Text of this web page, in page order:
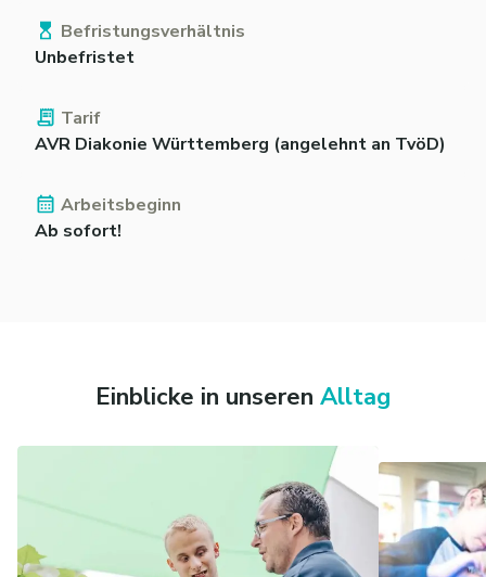
Befristungsverhältnis
Unbefristet
Tarif
AVR Diakonie Württemberg (angelehnt an TvöD)
Arbeitsbeginn
Ab sofort!
Einblicke in unseren Alltag